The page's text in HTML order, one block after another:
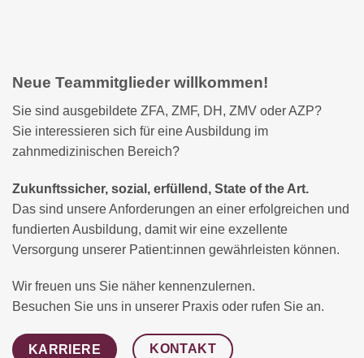
Neue Teammitglieder willkommen!
Sie sind ausgebildete ZFA, ZMF, DH, ZMV oder AZP?
Sie interessieren sich für eine Ausbildung im
zahnmedizinischen Bereich?
Zukunftssicher, sozial, erfüllend, State of the Art.
Das sind unsere Anforderungen an einer erfolgreichen und
fundierten Ausbildung, damit wir eine exzellente
Versorgung unserer Patient:innen gewährleisten können.
Wir freuen uns Sie näher kennenzulernen.
Besuchen Sie uns in unserer Praxis oder rufen Sie an.
KARRIERE KONTAKT